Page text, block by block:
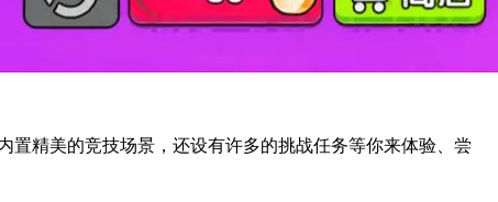
置精美的竞技场景，还设有许多的挑战任务等你来体验、尝